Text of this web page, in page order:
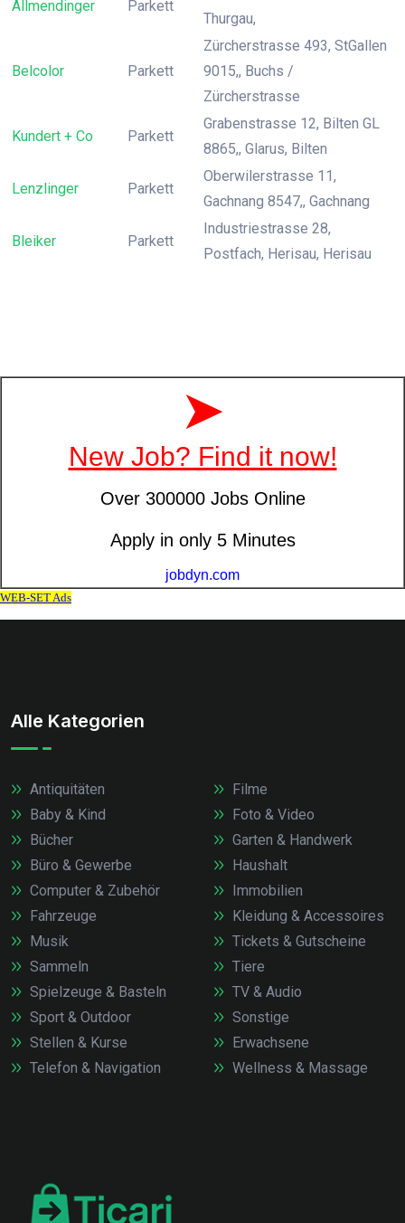
Allmendinger Parkett
Thurgau,
Belcolor Parkett
Zürcherstrasse 493, StGallen
9015,, Buchs /
Zürcherstrasse
Kundert + Co Parkett
Grabenstrasse 12, Bilten GL
8865,, Glarus, Bilten
Lenzlinger Parkett
Oberwilerstrasse 11,
Gachnang 8547,, Gachnang
Bleiker Parkett
Industriestrasse 28,
Postfach, Herisau, Herisau
Alle Kategorien
Antiquitäten
Baby & Kind
Bücher
Büro & Gewerbe
Computer & Zubehör
Fahrzeuge
Filme
Foto & Video
Garten & Handwerk
Haushalt
Immobilien
Kleidung & Accessoires
Musik
Sammeln
Spielzeuge & Basteln
Sport & Outdoor
Stellen & Kurse
Telefon & Navigation
Tickets & Gutscheine
Tiere
TV & Audio
Sonstige
Erwachsene
Wellness & Massage